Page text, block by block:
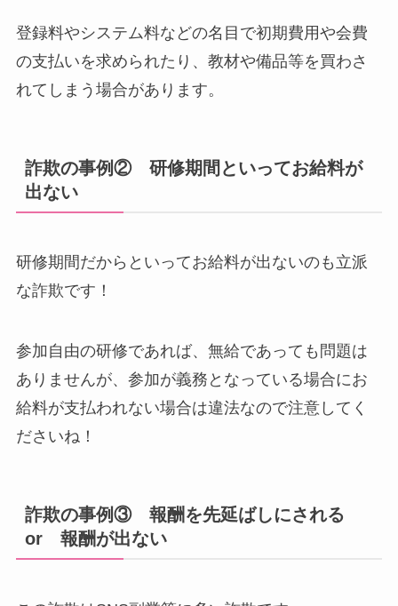
登録料やシステム料などの名目で初期費用や会費
の支払いを求められたり、教材や備品等を買わさ
れてしまう場合があります。
詐欺の事例② 研修期間といってお給料が
出ない
研修期間だからといってお給料が出ないのも立派
な詐欺です！
参加自由の研修であれば、無給であっても問題は
ありませんが、参加が義務となっている場合にお
給料が支払われない場合は違法なので注意してく
ださいね！
詐欺の事例③ 報酬を先延ばしにされる
or 報酬が出ない